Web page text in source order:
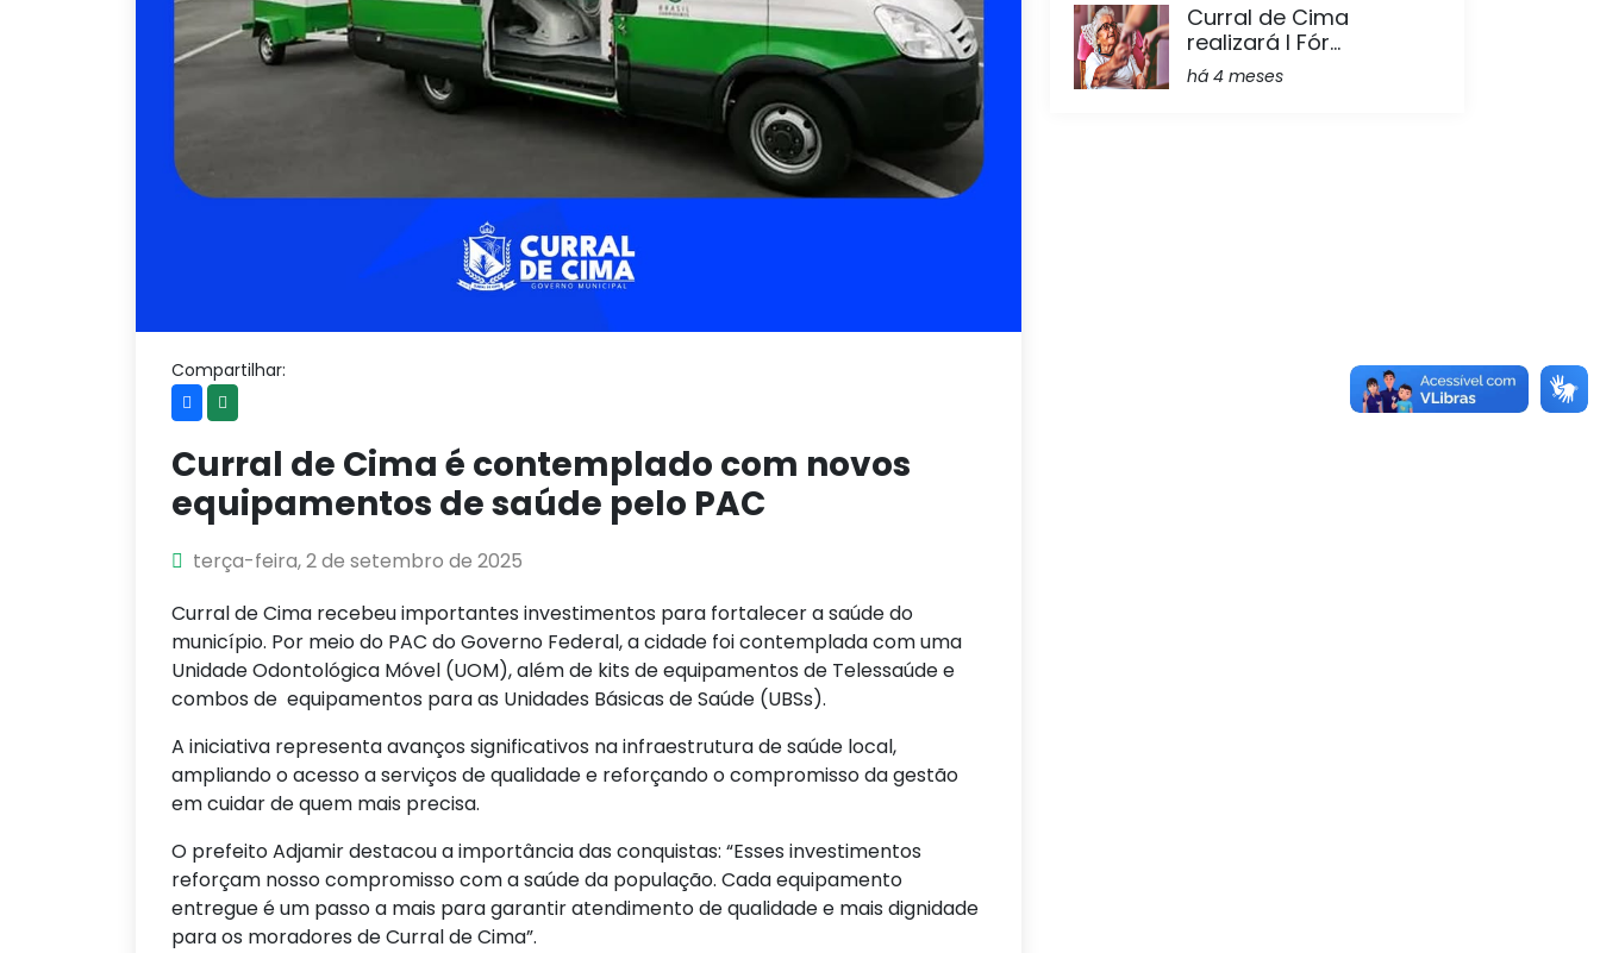
Compartilhar:
Curral de Cima é contemplado com novos
equipamentos de saúde pelo PAC
terça-feira, 2 de setembro de 2025
Curral de Cima recebeu importantes investimentos para fortalecer a saúde do
município. Por meio do PAC do Governo Federal, a cidade foi contemplada com uma
Unidade Odontológica Móvel (UOM), além de kits de equipamentos de Telessaúde e
combos de equipamentos para as Unidades Básicas de Saúde (UBSs).
A iniciativa representa avanços significativos na infraestrutura de saúde local,
ampliando o acesso a serviços de qualidade e reforçando o compromisso da gestão
em cuidar de quem mais precisa.
O prefeito Adjamir destacou a importância das conquistas: “Esses investimentos
reforçam nosso compromisso com a saúde da população. Cada equipamento
entregue é um passo a mais para garantir atendimento de qualidade e mais dignidade
para os moradores de Curral de Cima”.
Curral de Cima
realizará I Fór...
há 4 meses